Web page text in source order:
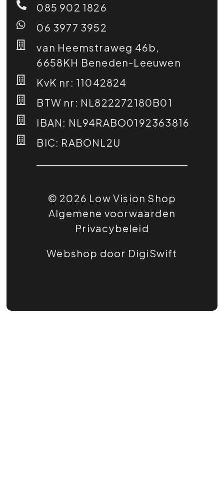
085 902 1826
06 3977 3952
van Heemstraweg 46b,
6658KH Beneden-Leeuwen
KvK nr: 11042824
BTW nr: NL822272180B01
IBAN: NL94RABO0192363816
BIC: RABONL2U
© 2026 Low Vision Shop
Algemene voorwaarden
Privacybeleid
Webshop door DigiSwift